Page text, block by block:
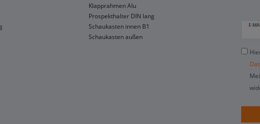
Klapprahmen Alu
Prospekthalter DIN lang
Schaukasten innen B1
Schaukasten außen
E-